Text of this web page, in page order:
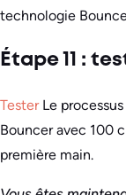
technologie
Étape 11 :
Tester Le
Bouncer avec 100
première main.